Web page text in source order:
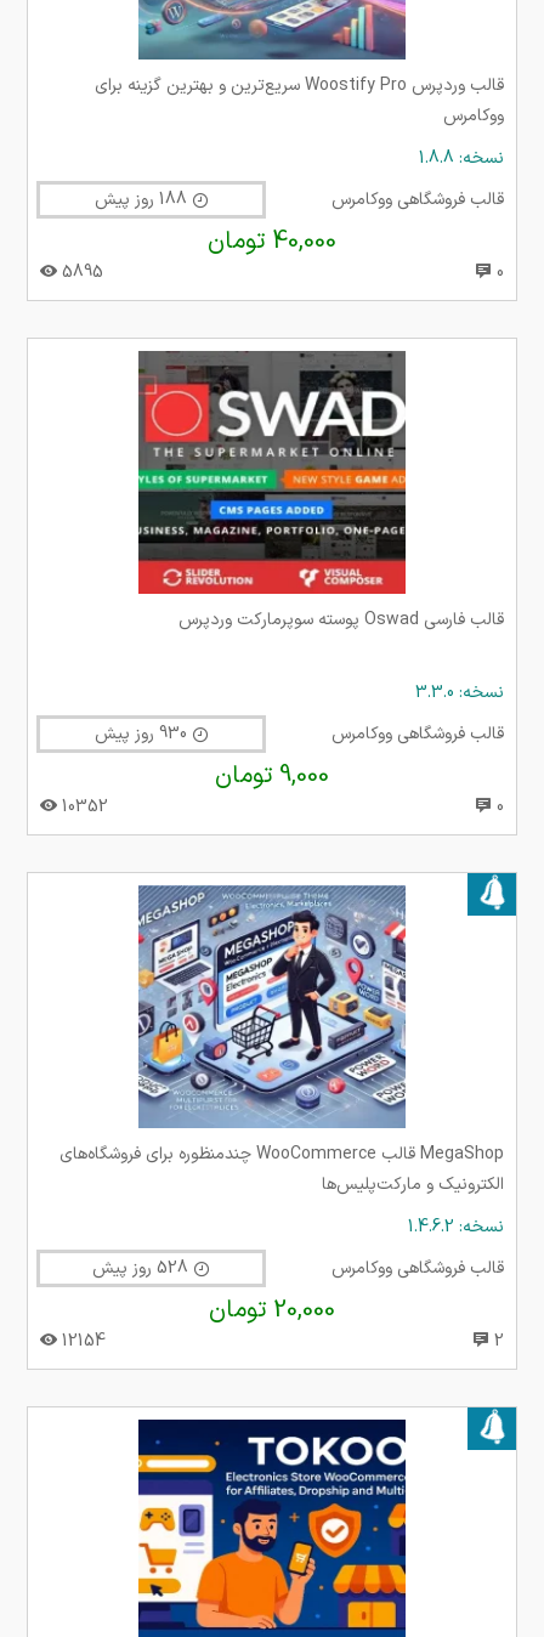
قالب وردپرس Woostify Pro سریع‌ترین و بهترین گزینه برای
ووکامرس
نسخه: 1.8.8
قالب فروشگاهی ووکامرس
40,000 تومان
0
5895
قالب فارسی Oswad پوسته سوپرمارکت وردپرس
نسخه: 3.3.0
قالب فروشگاهی ووکامرس
9,000 تومان
0
10352
بروز شده در ۰۶ اسفند ۱۴۰۳
MegaShop قالب WooCommerce چندمنظوره برای فروشگاه‌های
الکترونیک و مارکت‌پلیس‌ها
نسخه: 1.4.6.2
قالب فروشگاهی ووکامرس
20,000 تومان
2
12154